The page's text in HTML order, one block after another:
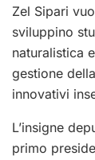
Zel Sipari
sviluppino
naturalistica
gestione
innovativi
L’insigne
primo